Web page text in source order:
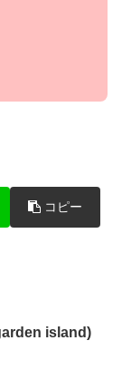
コピー
island)